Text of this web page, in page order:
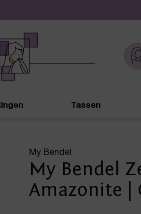
en in de winkel
Tassen
My Bendel
My Bendel
Amazonite |